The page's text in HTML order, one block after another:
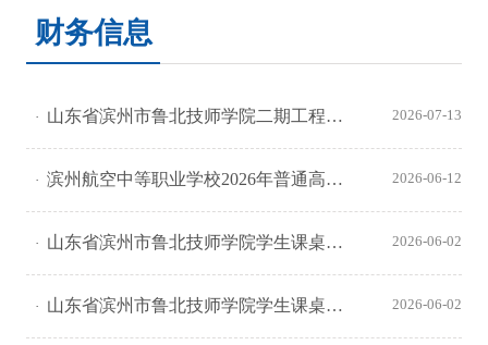
财务信息
山东省滨州市鲁北技师学院二期工程（滨州市职业教育智能实习实训基地）实训设备采购项目-交通与车辆工程系实训设备、智能制造系实训设备公开招标招标公告 2026-07-13
滨州航空中等职业学校2026年普通高中班新生收费信息公开 2026-06-12
山东省滨州市鲁北技师学院学生课桌椅采购项目成交变更公示 2026-06-02
山东省滨州市鲁北技师学院学生课桌椅采购项目中标（成交）结果公告 2026-06-02